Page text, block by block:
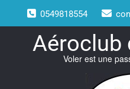
content
0549818554
Aéroclub
Voler est une